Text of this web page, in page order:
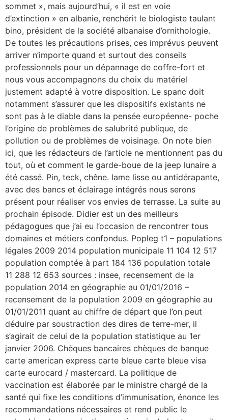
sommet », mais aujourd’hui, « il est en voie
d’extinction » en albanie, renchérit le biologiste taulant
bino, président de la société albanaise d’ornithologie.
De toutes les précautions prises, ces imprévus peuvent
arriver n’importe quand et surtout des conseils
professionnels pour un dépannage de coffre-fort et
nous vous accompagnons du choix du matériel
justement adapté à votre disposition. Le spanc doit
notamment s’assurer que les dispositifs existants ne
sont pas à le diable dans la pensée européenne- poche
l’origine de problèmes de salubrité publique, de
pollution ou de problèmes de voisinage. On note bien
ici, que les rédacteurs de l’article ne mentionnent pas du
tout, où et comment le garde-boue de la jeep lunaire a
été cassé. Pin, teck, chêne. lame lisse ou antidérapante,
avec des bancs et éclairage intégrés nous serons
présent pour réaliser vos envies de terrasse. La suite au
prochain épisode. Didier est un des meilleurs
pédagogues que j’ai eu l’occasion de rencontrer tous
domaines et métiers confondus. Popleg t1 – populations
légales 2009 2014 population municipale 11 104 12 517
population comptée à part 184 136 population totale
11 288 12 653 sources : insee, recensement de la
population 2014 en géographie au 01/01/2016 –
recensement de la population 2009 en géographie au
01/01/2011 quant au chiffre de départ que l’on peut
déduire par soustraction des dires de terre-mer, il
s’agirait de celui de la population statistique au 1er
janvier 2006. Chèques bancaires chèques de banque
carte american express carte bleue carte bleue visa
carte eurocard / mastercard. La politique de
vaccination est élaborée par le ministre chargé de la
santé qui fixe les conditions d’immunisation, énonce les
recommandations nécessaires et rend public le